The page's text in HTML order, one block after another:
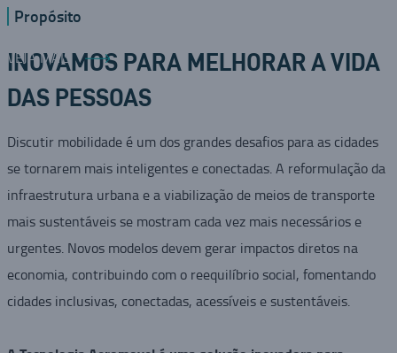
VEJA MAIS
Propósito
INOVAMOS PARA MELHORAR A VIDA
DAS PESSOAS
Discutir mobilidade é um dos grandes desafios para as cidades
se tornarem mais inteligentes e conectadas. A reformulação da
infraestrutura urbana e a viabilização de meios de transporte
mais sustentáveis se mostram cada vez mais necessários e
urgentes. Novos modelos devem gerar impactos diretos na
economia, contribuindo com o reequilíbrio social, fomentando
cidades inclusivas, conectadas, acessíveis e sustentáveis.